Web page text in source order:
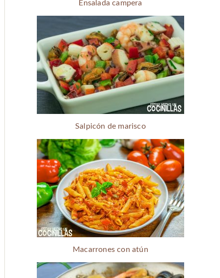
Ensalada campera
Salpicón de marisco
Macarrones con atún